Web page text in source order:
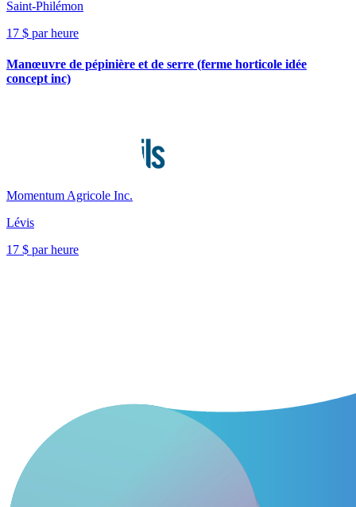
Saint-Philémon
17 $ par heure
Manœuvre de pépinière et de serre (ferme horticole idée
concept inc)
Momentum Agricole Inc.
Lévis
17 $ par heure